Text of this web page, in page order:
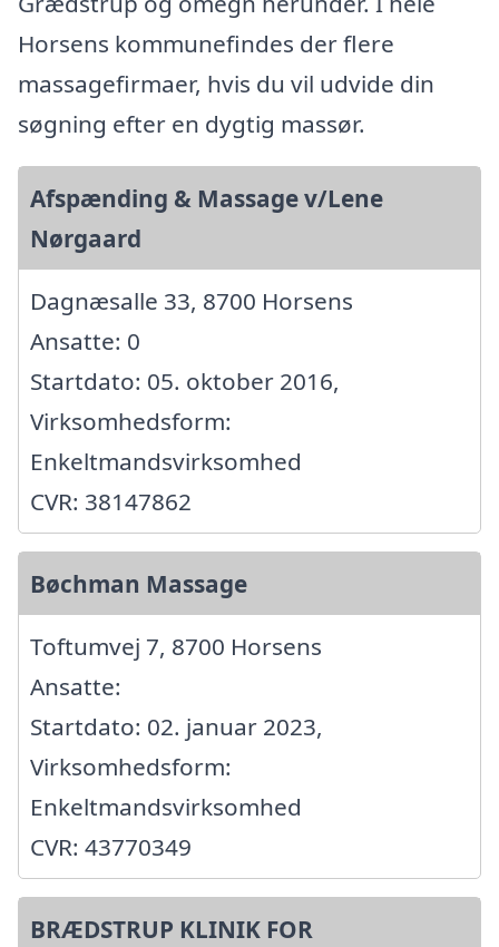
Horsens kommunefindes der flere
massagefirmaer, hvis du vil udvide din
søgning efter en dygtig massør.
Afspænding & Massage v/Lene
Nørgaard
Dagnæsalle 33, 8700 Horsens
Ansatte: 0
Startdato: 05. oktober 2016,
Virksomhedsform:
Enkeltmandsvirksomhed
CVR: 38147862
Bøchman Massage
Toftumvej 7, 8700 Horsens
Ansatte:
Startdato: 02. januar 2023,
Virksomhedsform:
Enkeltmandsvirksomhed
CVR: 43770349
BRÆDSTRUP KLINIK FOR